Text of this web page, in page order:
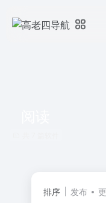
排序 发布